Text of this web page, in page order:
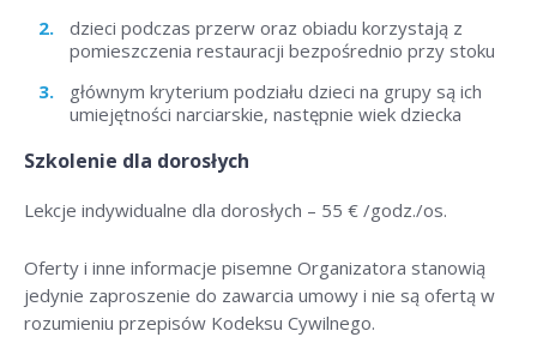
dzieci podczas przerw oraz obiadu korzystają z
pomieszczenia restauracji bezpośrednio przy stoku
głównym kryterium podziału dzieci na grupy są ich
umiejętności narciarskie, następnie wiek dziecka
Szkolenie dla dorosłych
Lekcje indywidualne dla dorosłych – 55 € /godz./os.
Oferty i inne informacje pisemne Organizatora stanowią
jedynie zaproszenie do zawarcia umowy i nie są ofertą w
rozumieniu przepisów Kodeksu Cywilnego.